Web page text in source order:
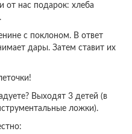
от нас подарок: хлеба
с поклоном. В ответ
дары. Затем ставит их
Выходят 3 детей (в
ложки).